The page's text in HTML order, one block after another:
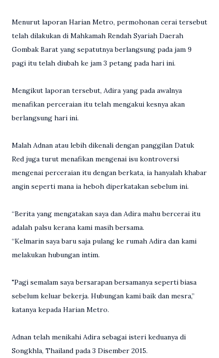
Menurut laporan Harian Metro, permohonan cerai tersebut
telah dilakukan di Mahkamah Rendah Syariah Daerah
Gombak Barat yang sepatutnya berlangsung pada jam 9
pagi itu telah diubah ke jam 3 petang pada hari ini.
Mengikut laporan tersebut, Adira yang pada awalnya
menafikan perceraian itu telah mengakui kesnya akan
berlangsung hari ini.
Malah Adnan atau lebih dikenali dengan panggilan Datuk
Red juga turut menafikan mengenai isu kontroversi
mengenai perceraian itu dengan berkata, ia hanyalah khabar
angin seperti mana ia heboh diperkatakan sebelum ini.
“Berita yang mengatakan saya dan Adira mahu bercerai itu
adalah palsu kerana kami masih bersama.
“Kelmarin saya baru saja pulang ke rumah Adira dan kami
melakukan hubungan intim.
"Pagi semalam saya bersarapan bersamanya seperti biasa
sebelum keluar bekerja. Hubungan kami baik dan mesra,”
katanya kepada Harian Metro.
Adnan telah menikahi Adira sebagai isteri keduanya di
Songkhla, Thailand pada 3 Disember 2015.